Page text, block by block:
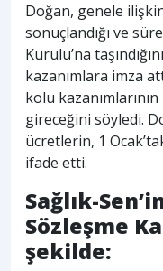
Doğan, genele
sonuçlandığı ve
Kurulu’na
kazanımlara imza
kolu
gireceğini söyledi.
ücretlerin, 1
ifade etti.
Sağlık-
Sözleşme
şekilde: